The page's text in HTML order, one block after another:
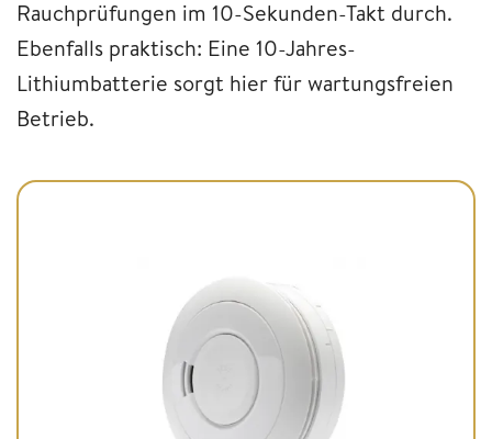
Rauchprüfungen im 10-Sekunden-Takt durch.
Ebenfalls praktisch: Eine 10-Jahres-
Lithiumbatterie sorgt hier für wartungsfreien
Betrieb.